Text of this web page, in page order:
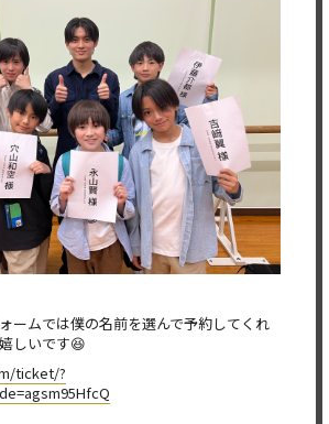
ームでは僕の名前を選んで予約してくれ
しいです😆
ticket/?